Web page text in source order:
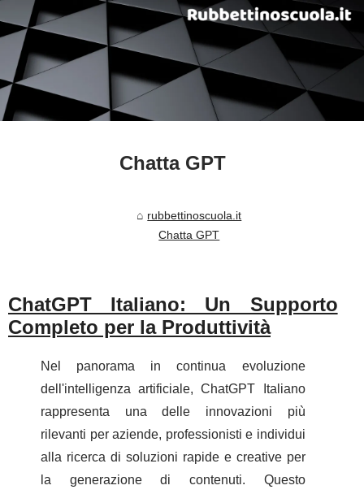
Chatta GPT
rubbettinoscuola.it
Chatta GPT
ChatGPT Italiano: Un Supporto
Completo per la Produttività
Nel panorama in continua evoluzione
dell'intelligenza artificiale, ChatGPT Italiano
rappresenta una delle innovazioni più
rilevanti per aziende, professionisti e individui
alla ricerca di soluzioni rapide e creative per
la generazione di contenuti. Questo